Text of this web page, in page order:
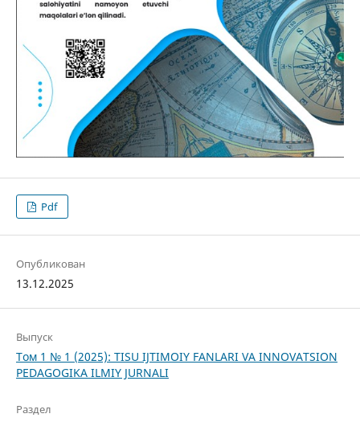
Pdf
Опубликован
13.12.2025
Выпуск
Том 1 № 1 (2025): TISU IJTIMOIY FANLARI VA INNOVATSION
PEDAGOGIKA ILMIY JURNALI
Раздел